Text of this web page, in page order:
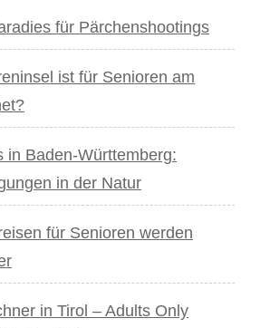
für Pärchenshootings
ist für Senioren am
in Baden-Württemberg:
in der Natur
für Senioren werden
in Tirol – Adults Only